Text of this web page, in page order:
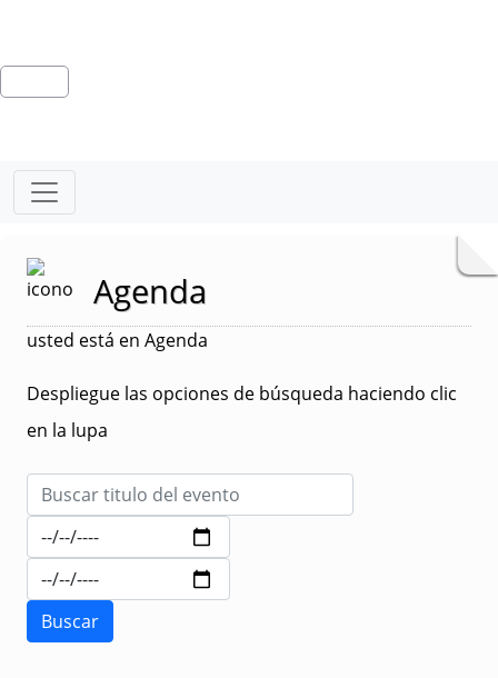
Agenda
usted está en Agenda
Despliegue las opciones de búsqueda haciendo clic
en la lupa